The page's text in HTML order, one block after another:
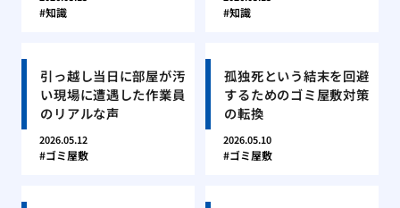
知識 知識
引っ越し当日に部屋が汚
い現場に遭遇した作業員
のリアルな声
2026.05.12
ゴミ屋敷
孤独死という結末を回避
するためのゴミ屋敷対策
の転換
2026.05.10
ゴミ屋敷